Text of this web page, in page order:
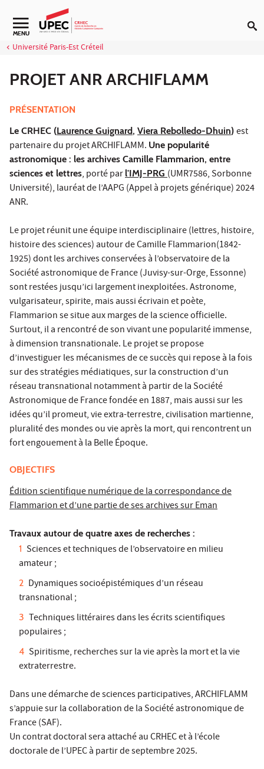
Aller au contenu
Navigation secondaire
MENU
Université Paris-Est Créteil
PROJET ANR ARCHIFLAMM
PRÉSENTATION
Le CRHEC (Laurence Guignard, Viera Rebolledo-Dhuin) est
partenaire du projet ARCHIFLAMM. Une popularité
astronomique : les archives Camille Flammarion, entre
sciences et lettres, porté par l'IMJ-PRG (UMR7586, Sorbonne
Université), lauréat de l’AAPG (Appel à projets générique) 2024
ANR.
Le projet réunit une équipe interdisciplinaire (lettres, histoire,
histoire des sciences) autour de Camille Flammarion(1842-
1925) dont les archives conservées à l’observatoire de la
Société astronomique de France (Juvisy-sur-Orge, Essonne)
sont restées jusqu’ici largement inexploitées. Astronome,
vulgarisateur, spirite, mais aussi écrivain et poète,
Flammarion se situe aux marges de la science officielle.
Surtout, il a rencontré de son vivant une popularité immense,
à dimension transnationale. Le projet se propose
d’investiguer les mécanismes de ce succès qui repose à la fois
sur des stratégies médiatiques, sur la construction d’un
réseau transnational notamment à partir de la Société
Astronomique de France fondée en 1887, mais aussi sur les
idées qu’il promeut, vie extra-terrestre, civilisation martienne,
pluralité des mondes ou vie après la mort, qui rencontrent un
fort engouement à la Belle Époque.
OBJECTIFS
Édition scientifique numérique de la correspondance de
Flammarion et d’une partie de ses archives sur Eman
Travaux autour de quatre axes de recherches :
Sciences et techniques de l’observatoire en milieu
amateur ;
Dynamiques socioépistémiques d’un réseau
transnational ;
Techniques littéraires dans les écrits scientifiques
populaires ;
Spiritisme, recherches sur la vie après la mort et la vie
extraterrestre.
Dans une démarche de sciences participatives, ARCHIFLAMM
s’appuie sur la collaboration de la Société astronomique de
France (SAF).
Un contrat doctoral sera attaché au CRHEC et à l’école
doctorale de l’UPEC à partir de septembre 2025.